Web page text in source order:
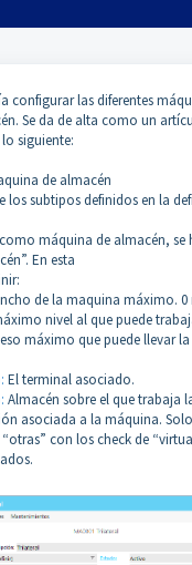
configurar las diferentes
Se da de alta como un
siguiente:
de almacén
los subtipos definidos en la
máquina de almacén, se
En esta
de la maquina máximo. 0
nivel al que puede
máximo que puede llevar
El terminal asociado.
Almacén sobre el que trabaja
asociada a la máquina.
con los check de